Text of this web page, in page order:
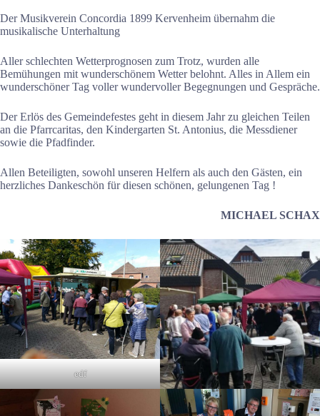
Der Musikverein Concordia 1899 Kervenheim übernahm die
musikalische Unterhaltung
Aller schlechten Wetterprognosen zum Trotz, wurden alle
Bemühungen mit wunderschönem Wetter belohnt. Alles in Allem ein
wunderschöner Tag voller wundervoller Begegnungen und Gespräche.
Der Erlös des Gemeindefestes geht in diesem Jahr zu gleichen Teilen
an die Pfarrcaritas, den Kindergarten St. Antonius, die Messdiener
sowie die Pfadfinder.
Allen Beteiligten, sowohl unseren Helfern als auch den Gästen, ein
herzliches Dankeschön für diesen schönen, gelungenen Tag !
MICHAEL SCHAX
edf